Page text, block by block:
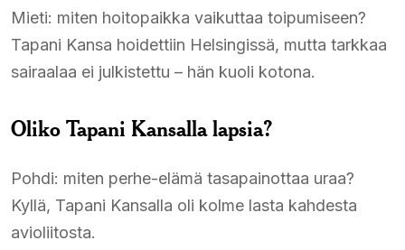
Mieti: miten hoitopaikka vaikuttaa toipumiseen?
Tapani Kansa hoidettiin Helsingissä, mutta tarkkaa
sairaalaa ei julkistettu – hän kuoli kotona.
Oliko Tapani Kansalla lapsia?
Pohdi: miten perhe-elämä tasapainottaa uraa?
Kyllä, Tapani Kansalla oli kolme lasta kahdesta
avioliitosta.